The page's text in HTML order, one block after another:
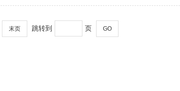
末页 跳转到 页 GO